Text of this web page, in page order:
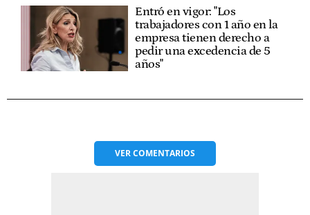
Entró en vigor: "Los
trabajadores con 1 año en la
empresa tienen derecho a
pedir una excedencia de 5
años"
VERCOMENTARIOS